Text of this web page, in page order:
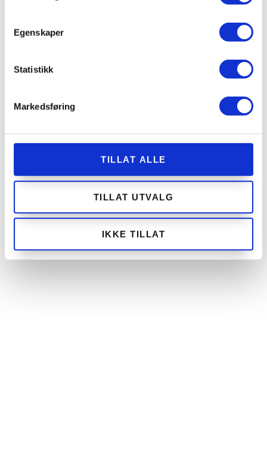
Egenskaper
Statistikk
Markedsføring
TILLAT ALLE
TILLAT UTVALG
IKKE TILLAT